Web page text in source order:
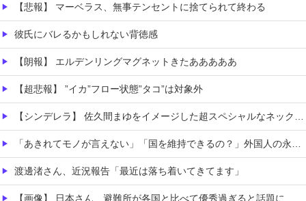
【悲報】 マーベラス、無事テンセントに捨てられて終わる
彼氏にバレるかもしれない背徳感
【朗報】 エルデンリングマグネットきたあああああ
【超悲報】 ”イカ”フロー状態”タコ”は対象外
【シンデレラ】 佐久間まゆをイメージした超スペシャルなネックレスが登場する件について
「あきれてモノが言えない」「国を維持できるの？」外国人の永住許可要件の厳格化で在日中国人の本音は？
渡邊渚さん、近況報告「最近は落ち着いてきてます」
【画像】 日本さん、避難所が各国と比べて優秀過ぎると話題に